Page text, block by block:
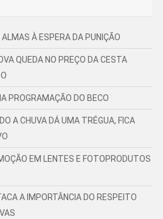
À ESPERA DA PUNIÇÃO
QUEDA NO PREÇO DA CESTA
PROGRAMAÇÃO DO BECO
A CHUVA DÁ UMA TRÉGUA, FICA
EM LENTES E FOTOPRODUTOS
A IMPORTÂNCIA DO RESPEITO